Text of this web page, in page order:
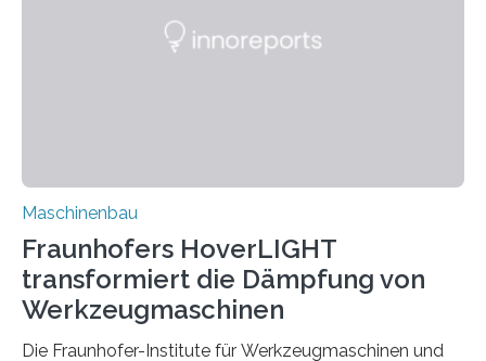
Durch den verstärkten Einsatz von Rezyklaten
Maschinenbau
Fraunhofers HoverLIGHT
transformiert die Dämpfung von
Werkzeugmaschinen
Die Fraunhofer-Institute für Werkzeugmaschinen und